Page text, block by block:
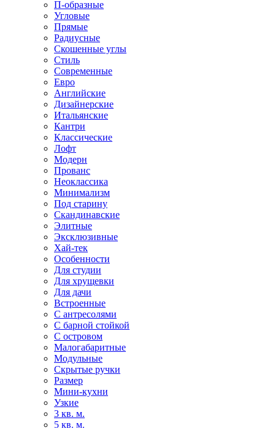
П-образные
Угловые
Прямые
Радиусные
Скошенные углы
Стиль
Современные
Евро
Английские
Дизайнерские
Итальянские
Кантри
Классические
Лофт
Модерн
Прованс
Неоклассика
Минимализм
Под старину
Скандинавские
Элитные
Эксклюзивные
Хай-тек
Особенности
Для студии
Для хрущевки
Для дачи
Встроенные
С антресолями
С барной стойкой
С островом
Малогабаритные
Модульные
Скрытые ручки
Размер
Мини-кухни
Узкие
3 кв. м.
5 кв. м.